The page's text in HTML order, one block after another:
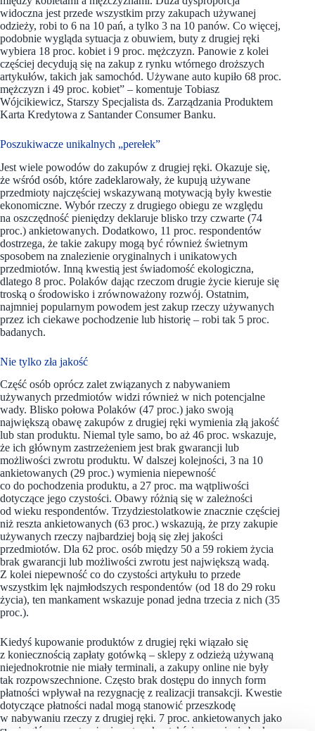
widoczna jest przede wszystkim przy zakupach używanej
odzieży, robi to 6 na 10 pań, a tylko 3 na 10 panów. Co więcej,
podobnie wygląda sytuacja z obuwiem, buty z drugiej ręki
wybiera 18 proc. kobiet i 9 proc. mężczyzn. Panowie z kolei
częściej decydują się na zakup z rynku wtórnego droższych
artykułów, takich jak samochód. Używane auto kupiło 68 proc.
mężczyzn i 49 proc. kobiet” – komentuje Tobiasz
Wójcikiewicz, Starszy Specjalista ds. Zarządzania Produktem
Karta Kredytowa z Santander Consumer Banku.
Poszukiwacze unikalnych „perełek”
Jest wiele powodów do zakupów z drugiej ręki. Okazuje się,
że wśród osób, które zadeklarowały, że kupują używane
przedmioty najczęściej wskazywaną motywacją były kwestie
ekonomiczne. Wybór rzeczy z drugiego obiegu ze względu
na oszczędność pieniędzy deklaruje blisko trzy czwarte (74
proc.) ankietowanych. Dodatkowo, 11 proc. respondentów
dostrzega, że takie zakupy mogą być również świetnym
sposobem na znalezienie oryginalnych i unikatowych
przedmiotów. Inną kwestią jest świadomość ekologiczna,
dlatego 8 proc. Polaków dając rzeczom drugie życie kieruje się
troską o środowisko i zrównoważony rozwój. Ostatnim,
najmniej popularnym powodem jest zakup rzeczy używanych
przez ich ciekawe pochodzenie lub historię – robi tak 5 proc.
badanych.
Nie tylko zła jakość
Część osób oprócz zalet związanych z nabywaniem
używanych przedmiotów widzi również w nich potencjalne
wady. Blisko połowa Polaków (47 proc.) jako swoją
największą obawę zakupów z drugiej ręki wymienia złą jakość
lub stan produktu. Niemal tyle samo, bo aż 46 proc. wskazuje,
że ich głównym zastrzeżeniem jest brak gwarancji lub
możliwości zwrotu produktu. W dalszej kolejności, 3 na 10
ankietowanych (29 proc.) wymienia niepewność
co do pochodzenia produktu, a 27 proc. ma wątpliwości
dotyczące jego czystości. Obawy różnią się w zależności
od wieku respondentów. Trzydziestolatkowie znacznie częściej
niż reszta ankietowanych (63 proc.) wskazują, że przy zakupie
używanych rzeczy najbardziej boją się złej jakości
przedmiotów. Dla 62 proc. osób między 50 a 59 rokiem życia
brak gwarancji lub możliwości zwrotu jest największą wadą.
Z kolei niepewność co do czystości artykułu to przede
wszystkim lęk najmłodszych respondentów (od 18 do 29 roku
życia), ten mankament wskazuje ponad jedna trzecia z nich (35
proc.).
Kiedyś kupowanie produktów z drugiej ręki wiązało się
z koniecznością zapłaty gotówką – sklepy z odzieżą używaną
niejednokrotnie nie miały terminali, a zakupy online nie były
tak rozpowszechnione. Często brak dostępu do innych form
płatności wpływał na rezygnację z realizacji transakcji. Kwestie
dotyczące płatności nadal mogą stanowić przeszkodę
w nabywaniu rzeczy z drugiej ręki. 7 proc. ankietowanych jako